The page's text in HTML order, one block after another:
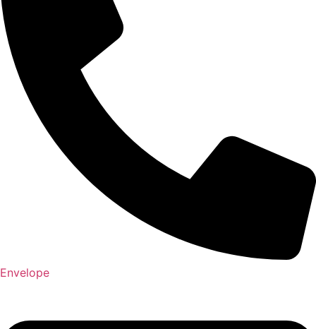
Envelope